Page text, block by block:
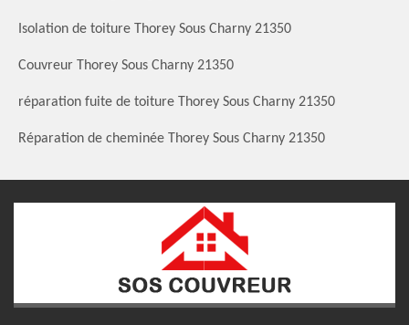
Isolation de toiture Thorey Sous Charny 21350
Couvreur Thorey Sous Charny 21350
réparation fuite de toiture Thorey Sous Charny 21350
Réparation de cheminée Thorey Sous Charny 21350